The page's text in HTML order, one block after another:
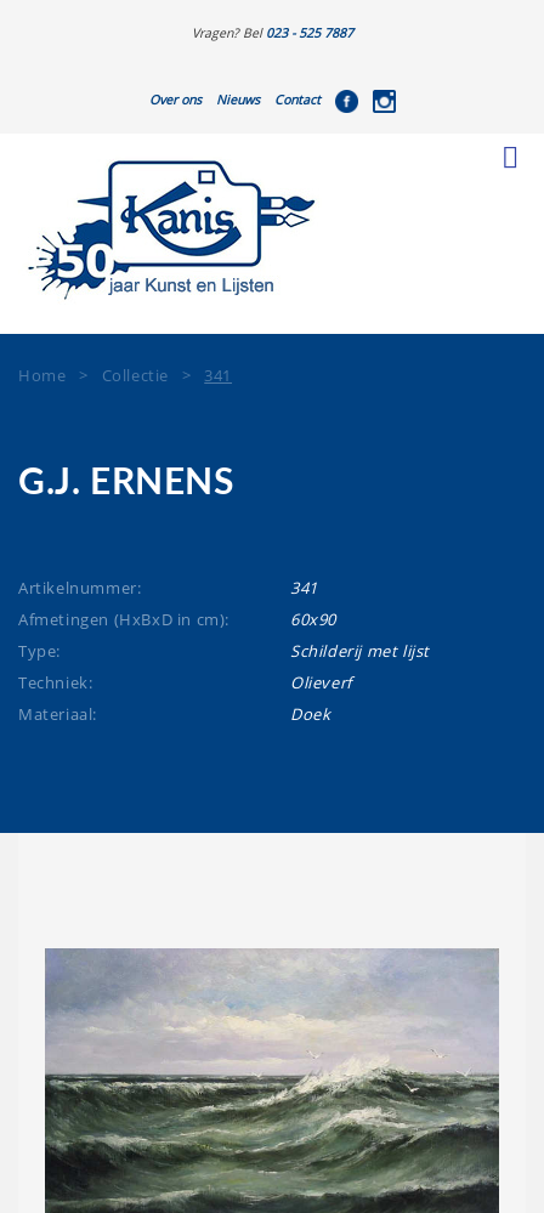
Vragen? Bel 023 - 525 7887
Over ons Nieuws Contact
Home > Collectie > 341
G.J. ERNENS
Artikelnummer:
341
Afmetingen (HxBxD in cm):
60x90
Type:
Schilderij met lijst
Techniek:
Olieverf
Materiaal:
Doek